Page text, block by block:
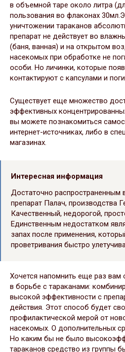
в объемной таре около литра
пользования во флаконах
уничтожении тараканов
препарат не действует во
(баня, ванная) и на открытом
насекомых при обработке не
особи. Но личинки, которые
контактируют с капсулами и
Существует еще множество
эффективных
вы можете познакомиться
интернет-источниках, либо в
магазинах.
Интересная информация
Достаточно распространенным
препарат Палач, производства
Качественный, недорогой,
Единственным недостатком
запах после применения,
проветривания быстро
Хочется напомнить еще раз вам
в борьбе с тараканами:
высокой эффективности с
действия. Этот способ будет
профилактической мерой от
насекомых. О дополнительных
Но каким бы не было
тараканов средство из группы